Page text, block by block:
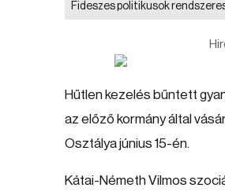
Fideszes politikusok
Hűtlen kezelés bűntett
az előző kormány által
Osztálya június 15-én.
Kátai-Németh Vilmos